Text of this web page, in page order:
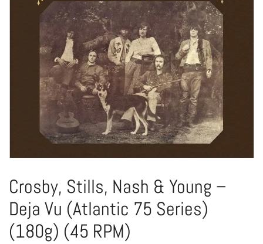
Crosby, Stills, Nash & Young –
Deja Vu (Atlantic 75 Series)
(180g) (45 RPM)